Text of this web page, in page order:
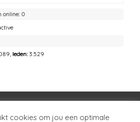
online: 0
leden: 3.529
Huisregels
Privacybeleid
cookies om jou een optimale